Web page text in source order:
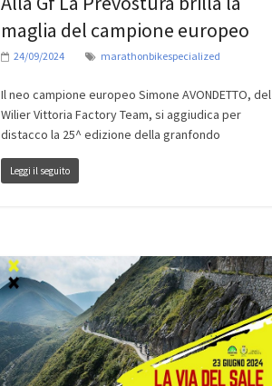
maglia del campione europeo
24/09/2024 marathonbikespecialized
Il neo campione europeo Simone AVONDETTO, del
Wilier Vittoria Factory Team, si aggiudica per
distacco la 25^ edizione della granfondo
Leggi il seguito